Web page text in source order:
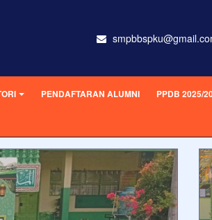
PENDAFTARAN ALUMNI PPDB 2025/